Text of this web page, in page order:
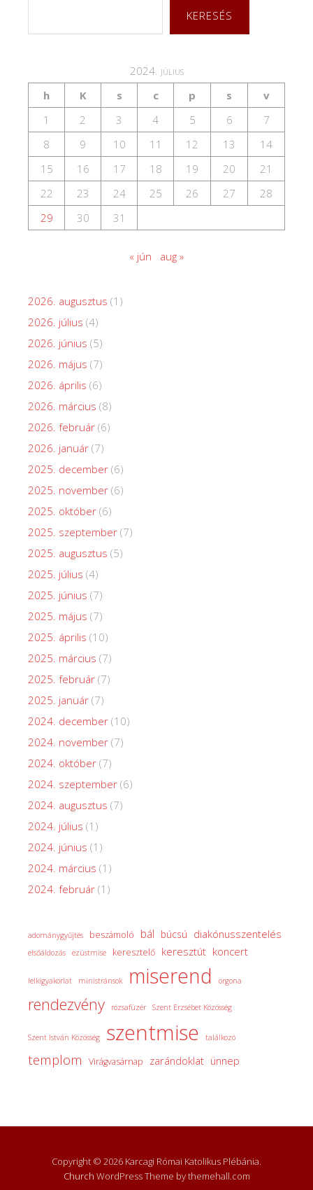
KERESÉS
2024. július
h
K s c p s
v
1
2 3 4 5 6
7
8
9 10 11 12 13
14
15
16 17 18 19 20
21
22
23 24 25 26 27
28
29
30 31
« jún aug »
2026. augusztus (1)
2026. július (4)
2026. június (5)
2026. május (7)
2026. április (6)
2026. március (8)
2026. február (6)
2026. január (7)
2025. december (6)
2025. november (6)
2025. október (6)
2025. szeptember (7)
2025. augusztus (5)
2025. július (4)
2025. június (7)
2025. május (7)
2025. április (10)
2025. március (7)
2025. február (7)
2025. január (7)
2024. december (10)
2024. november (7)
2024. október (7)
2024. szeptember (6)
2024. augusztus (7)
2024. július (1)
2024. június (1)
2024. március (1)
2024. február (1)
adománygyűjtés beszámoló bál búcsú diakónusszentelés
elsőáldozás ezüstmise keresztelő keresztút koncert
lelkigyakorlat ministránsok miserend orgona
rendezvény rózsafüzér Szent Erzsébet Közösség
Szent István Közösség szentmise találkozó
templom Virágvasárnap zarándoklat ünnep
Copyright © 2026 Karcagi Római Katolikus Plébánia.
Church WordPress Theme by themehall.com